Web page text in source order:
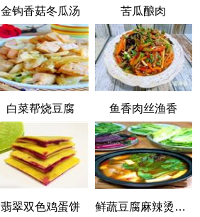
金钩香菇冬瓜汤 苦瓜酿肉
白菜帮烧豆腐 鱼香肉丝渔香
翡翠双色鸡蛋饼 鲜蔬豆腐麻辣烫火锅